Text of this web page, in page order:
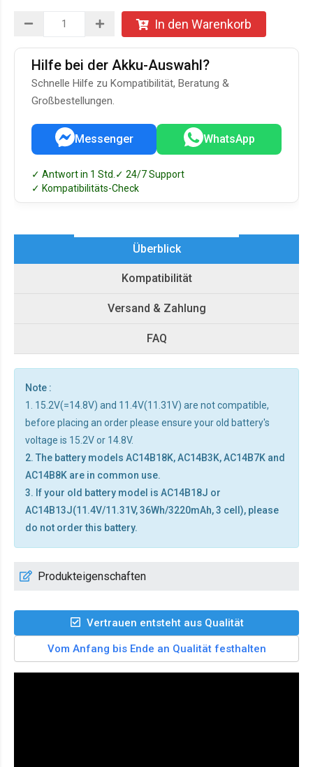
In den Warenkorb
Hilfe bei der Akku-Auswahl?
Schnelle Hilfe zu Kompatibilität, Beratung &
Großbestellungen.
Messenger WhatsApp
✓ Antwort in 1 Std. ✓ 24/7 Support
✓ Kompatibilitäts-Check
Überblick
Kompatibilität
Versand & Zahlung
FAQ
Note :
1. 15.2V(=14.8V) and 11.4V(11.31V) are not compatible,
before placing an order please ensure your old battery's
voltage is 15.2V or 14.8V.
2. The battery models AC14B18K, AC14B3K, AC14B7K and
AC14B8K are in common use.
3. If your old battery model is AC14B18J or
AC14B13J(11.4V/11.31V, 36Wh/3220mAh, 3 cell), please
do not order this battery.
Produkteigenschaften
Vertrauen entsteht aus Qualität
Vom Anfang bis Ende an Qualität festhalten